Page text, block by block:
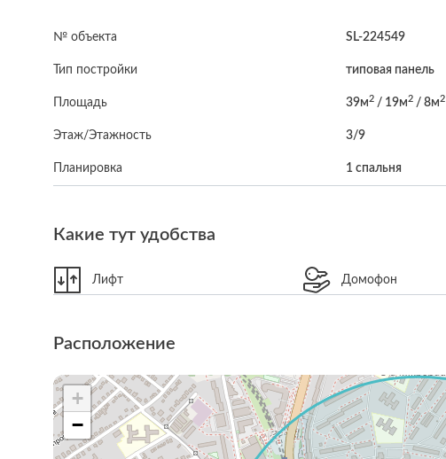
№ объекта SL-224549
Тип постройки типовая панель
Площадь 39м2/ 19м2/ 8м2
Этаж/Этажность 3/9
Планировка 1 спальня
Какие тут удобства
Лифт Домофон
Расположение
+
−